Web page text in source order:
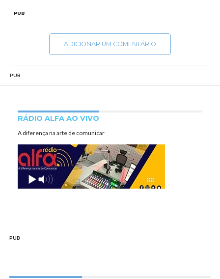
PUB
ADICIONAR UM COMENTÁRIO
PUB
RÁDIO ALFA AO VIVO
A diferença na arte de comunicar
PUB